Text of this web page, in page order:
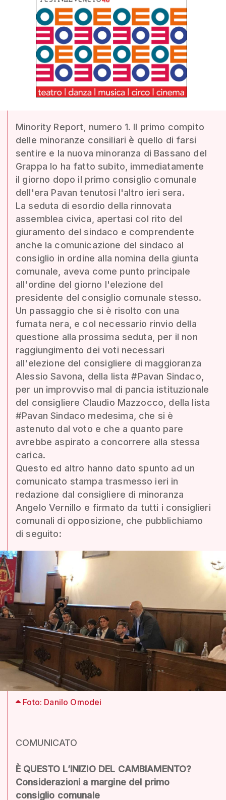
Minority Report, numero 1. Il primo compito
delle minoranze consiliari è quello di farsi
sentire e la nuova minoranza di Bassano del
Grappa lo ha fatto subito, immediatamente
il giorno dopo il primo consiglio comunale
dell'era Pavan tenutosi l'altro ieri sera.
La seduta di esordio della rinnovata
assemblea civica, apertasi col rito del
giuramento del sindaco e comprendente
anche la comunicazione del sindaco al
consiglio in ordine alla nomina della giunta
comunale, aveva come punto principale
all'ordine del giorno l'elezione del
presidente del consiglio comunale stesso.
Un passaggio che si è risolto con una
fumata nera, e col necessario rinvio della
questione alla prossima seduta, per il non
raggiungimento dei voti necessari
all'elezione del consigliere di maggioranza
Alessio Savona, della lista #Pavan Sindaco,
per un improvviso mal di pancia istituzionale
del consigliere Claudio Mazzocco, della lista
#Pavan Sindaco medesima, che si è
astenuto dal voto e che a quanto pare
avrebbe aspirato a concorrere alla stessa
carica.
Questo ed altro hanno dato spunto ad un
comunicato stampa trasmesso ieri in
redazione dal consigliere di minoranza
Angelo Vernillo e firmato da tutti i consiglieri
comunali di opposizione, che pubblichiamo
di seguito:
Foto: Danilo Omodei
COMUNICATO
È QUESTO L’INIZIO DEL CAMBIAMENTO?
Considerazioni a margine del primo
consiglio comunale